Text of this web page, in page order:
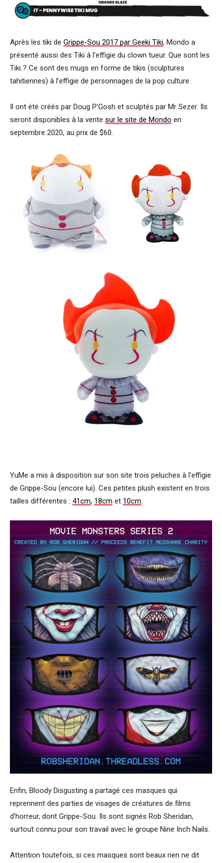
Après les tiki de Grippe-Sou 2017 par Geeki Tiki, Mondo a
présenté aussi des Tiki à l’effigie du clown tueur. Que sont les
Tiki ? Ce sont des mugs en forme de tikis (sculptures
tahitiennes) à l’effigie de personnages de la pop culture.
Il ont été créés par Doug P’Gosh et sculptés par Mr Sezer. Ils
seront disponibles à la vente sur le site de Mondo en
septembre 2020, au prix de $60.
YuMe a mis à disposition sur son site trois peluches à l’effigie
de Grippe-Sou (encore lui). Ces petites plush existent en trois
tailles différentes : 41cm, 18cm et 10cm.
Enfin, Bloody Disgusting a partagé ces masques qui
reprennent des parties de visages de créatures de films
d’horreur, dont Grippe-Sou. Ils sont signés Rob Sheridan,
surtout connu pour son travail avec le groupe Nine Inch Nails.
Attention toutefois, si ces masques sont beaux rien ne dit